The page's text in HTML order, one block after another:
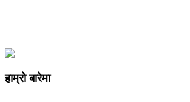
हाम्रो बारेमा